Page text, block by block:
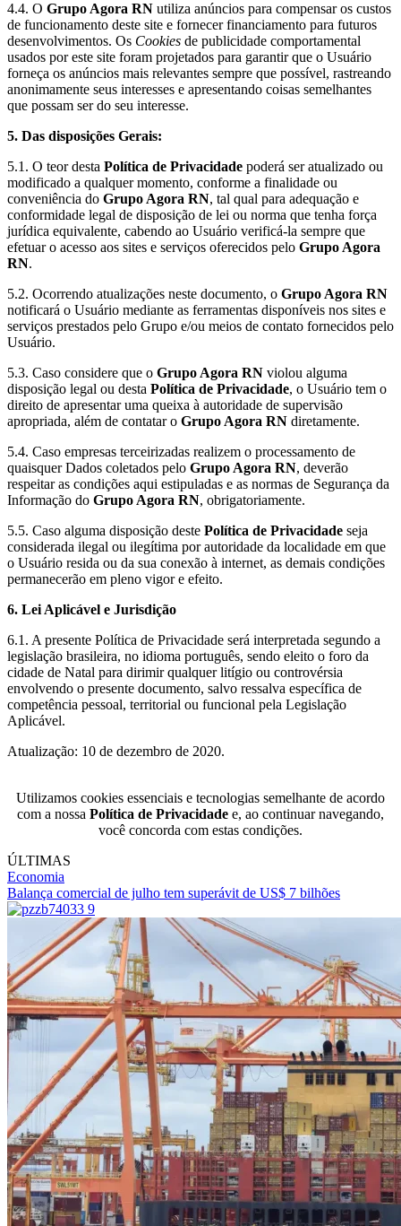
4.4. O Grupo Agora RN utiliza anúncios para compensar os custos
de funcionamento deste site e fornecer financiamento para futuros
desenvolvimentos. Os Cookies de publicidade comportamental
usados ​​por este site foram projetados para garantir que o Usuário
forneça os anúncios mais relevantes sempre que possível, rastreando
anonimamente seus interesses e apresentando coisas semelhantes
que possam ser do seu interesse.
5. Das disposições Gerais:
5.1. O teor desta Política de Privacidade poderá ser atualizado ou
modificado a qualquer momento, conforme a finalidade ou
conveniência do Grupo Agora RN, tal qual para adequação e
conformidade legal de disposição de lei ou norma que tenha força
jurídica equivalente, cabendo ao Usuário verificá-la sempre que
efetuar o acesso aos sites e serviços oferecidos pelo Grupo Agora
RN.
5.2. Ocorrendo atualizações neste documento, o Grupo Agora RN
notificará o Usuário mediante as ferramentas disponíveis nos sites e
serviços prestados pelo Grupo e/ou meios de contato fornecidos pelo
Usuário.
5.3. Caso considere que o Grupo Agora RN violou alguma
disposição legal ou desta Política de Privacidade, o Usuário tem o
direito de apresentar uma queixa à autoridade de supervisão
apropriada, além de contatar o Grupo Agora RN diretamente.
5.4. Caso empresas terceirizadas realizem o processamento de
quaisquer Dados coletados pelo Grupo Agora RN, deverão
respeitar as condições aqui estipuladas e as normas de Segurança da
Informação do Grupo Agora RN, obrigatoriamente.
5.5. Caso alguma disposição deste Política de Privacidade seja
considerada ilegal ou ilegítima por autoridade da localidade em que
o Usuário resida ou da sua conexão à internet, as demais condições
permanecerão em pleno vigor e efeito.
6. Lei Aplicável e Jurisdição
6.1. A presente Política de Privacidade será interpretada segundo a
legislação brasileira, no idioma português, sendo eleito o foro da
cidade de Natal para dirimir qualquer litígio ou controvérsia
envolvendo o presente documento, salvo ressalva específica de
competência pessoal, territorial ou funcional pela Legislação
Aplicável.
Atualização: 10 de dezembro de 2020.
Utilizamos cookies essenciais e tecnologias semelhante de acordo
com a nossa Política de Privacidade e, ao continuar navegando,
você concorda com estas condições.
ÚLTIMAS
Economia
Balança comercial de julho tem superávit de US$ 7 bilhões